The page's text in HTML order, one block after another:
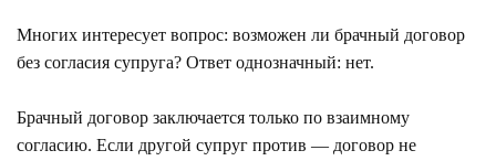
Многих интересует вопрос: возможен ли брачный договор
без согласия супруга? Ответ однозначный: нет.
Брачный договор заключается только по взаимному
согласию. Если другой супруг против — договор не